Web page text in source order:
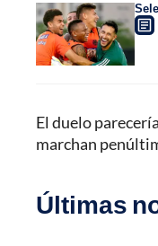
El duelo
marchan
Últimas